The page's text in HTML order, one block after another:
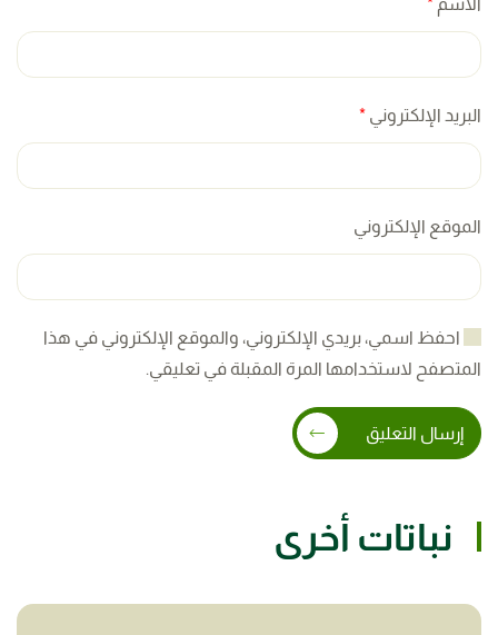
الاسم *
البريد الإلكتروني *
الموقع الإلكتروني
احفظ اسمي، بريدي الإلكتروني، والموقع الإلكتروني في هذا
المتصفح لاستخدامها المرة المقبلة في تعليقي.
إرسال التعليق
نباتات أخرى